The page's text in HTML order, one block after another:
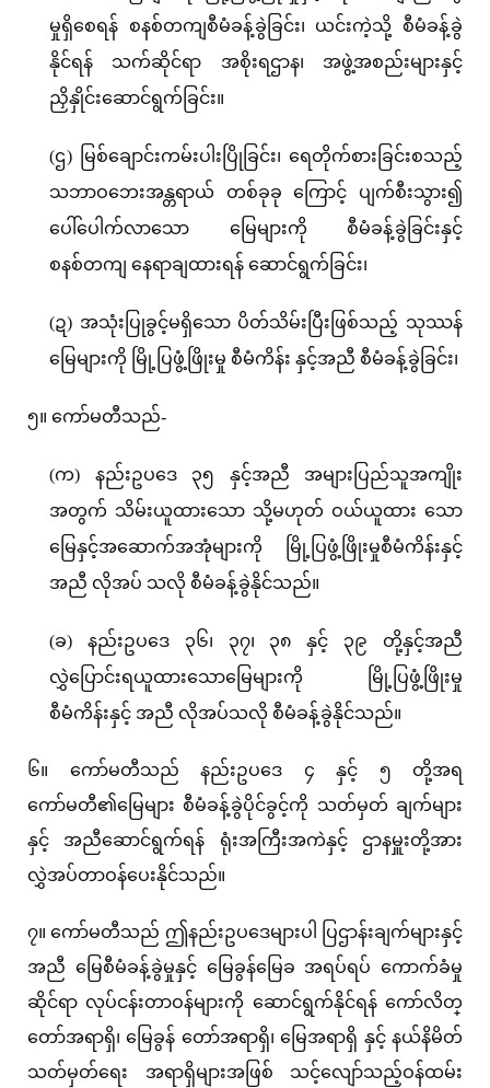
မှုရှိစေရန် စနစ်တကျစီမံခန့်ခွဲခြင်း၊ ယင်းကဲ့သို့ စီမံခန့်ခွဲ
နိုင်ရန် သက်ဆိုင်ရာ အစိုးရဌာန၊ အဖွဲ့အစည်းများနှင့်
ညှိနှိုင်းဆောင်ရွက်ခြင်း။
(ဌ) မြစ်ချောင်းကမ်းပါးပြိုခြင်း၊ ရေတိုက်စားခြင်းစသည့်
သဘာဝဘေးအန္တရာယ် တစ်ခုခု ကြောင့် ပျက်စီးသွား၍
ပေါ်ပေါက်လာသော မြေများကို စီမံခန့်ခွဲခြင်းနှင့်
စနစ်တကျ နေရာချထားရန် ဆောင်ရွက်ခြင်း၊
(ဍ) အသုံးပြုခွင့်မရှိသော ပိတ်သိမ်းပြီးဖြစ်သည့် သုဿန်
မြေများကို မြို့ပြဖွံ့ဖြိုးမှု စီမံကိန်း နှင့်အညီ စီမံခန့်ခွဲခြင်း၊
၅။ ကော်မတီသည်-
(က) နည်းဥပဒေ ၃၅ နှင့်အညီ အများပြည်သူအကျိုး
အတွက် သိမ်းယူထားသော သို့မဟုတ် ဝယ်ယူထား သော
မြေနှင့်အဆောက်အအုံများကို မြို့ပြဖွံ့ဖြိုးမှုစီမံကိန်းနှင့်
အညီ လိုအပ် သလို စီမံခန့်ခွဲနိုင်သည်။
(ခ) နည်းဥပဒေ ၃၆၊ ၃၇၊ ၃၈ နှင့် ၃၉ တို့နှင့်အညီ
လွှဲပြောင်းရယူထားသောမြေများကို မြို့ပြဖွံ့ဖြိုးမှု
စီမံကိန်းနှင့် အညီ လိုအပ်သလို စီမံခန့်ခွဲနိုင်သည်။
၆။ ကော်မတီသည် နည်းဥပဒေ ၄ နှင့် ၅ တို့အရ
ကော်မတီ၏မြေများ စီမံခန့်ခွဲပိုင်ခွင့်ကို သတ်မှတ် ချက်များ
နှင့် အညီဆောင်ရွက်ရန် ရုံးအကြီးအကဲနှင့် ဌာနမှူးတို့အား
လွှဲအပ်တာဝန်ပေးနိုင်သည်။
၇။ ကော်မတီသည် ဤနည်းဥပဒေများပါ ပြဌာန်းချက်များနှင့်
အညီ မြေစီမံခန့်ခွဲမှုနှင့် မြေခွန်မြေခ အရပ်ရပ် ကောက်ခံမှု
ဆိုင်ရာ လုပ်ငန်းတာဝန်များကို ဆောင်ရွက်နိုင်ရန် ကော်လိတ္
တော်အရာရှိ၊ မြေခွန် တော်အရာရှိ၊ မြေအရာရှိ နှင့် နယ်နိမိတ်
သတ်မှတ်ရေး အရာရှိများအဖြစ် သင့်လျော်သည့်ဝန်ထမ်း